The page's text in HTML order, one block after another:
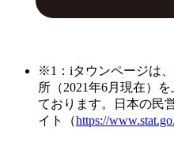
※1：iタウンページは
所（2021年6月現在）
ております。日本の民
イト（https://